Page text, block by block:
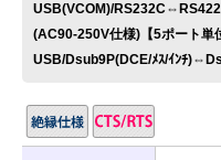
USB(VCOM)/RS232C⇔RS422
(AC90-250V仕様)【5ポート単
USB/Dsub9P(DCE/ﾒｽ/ｲﾝﾁ